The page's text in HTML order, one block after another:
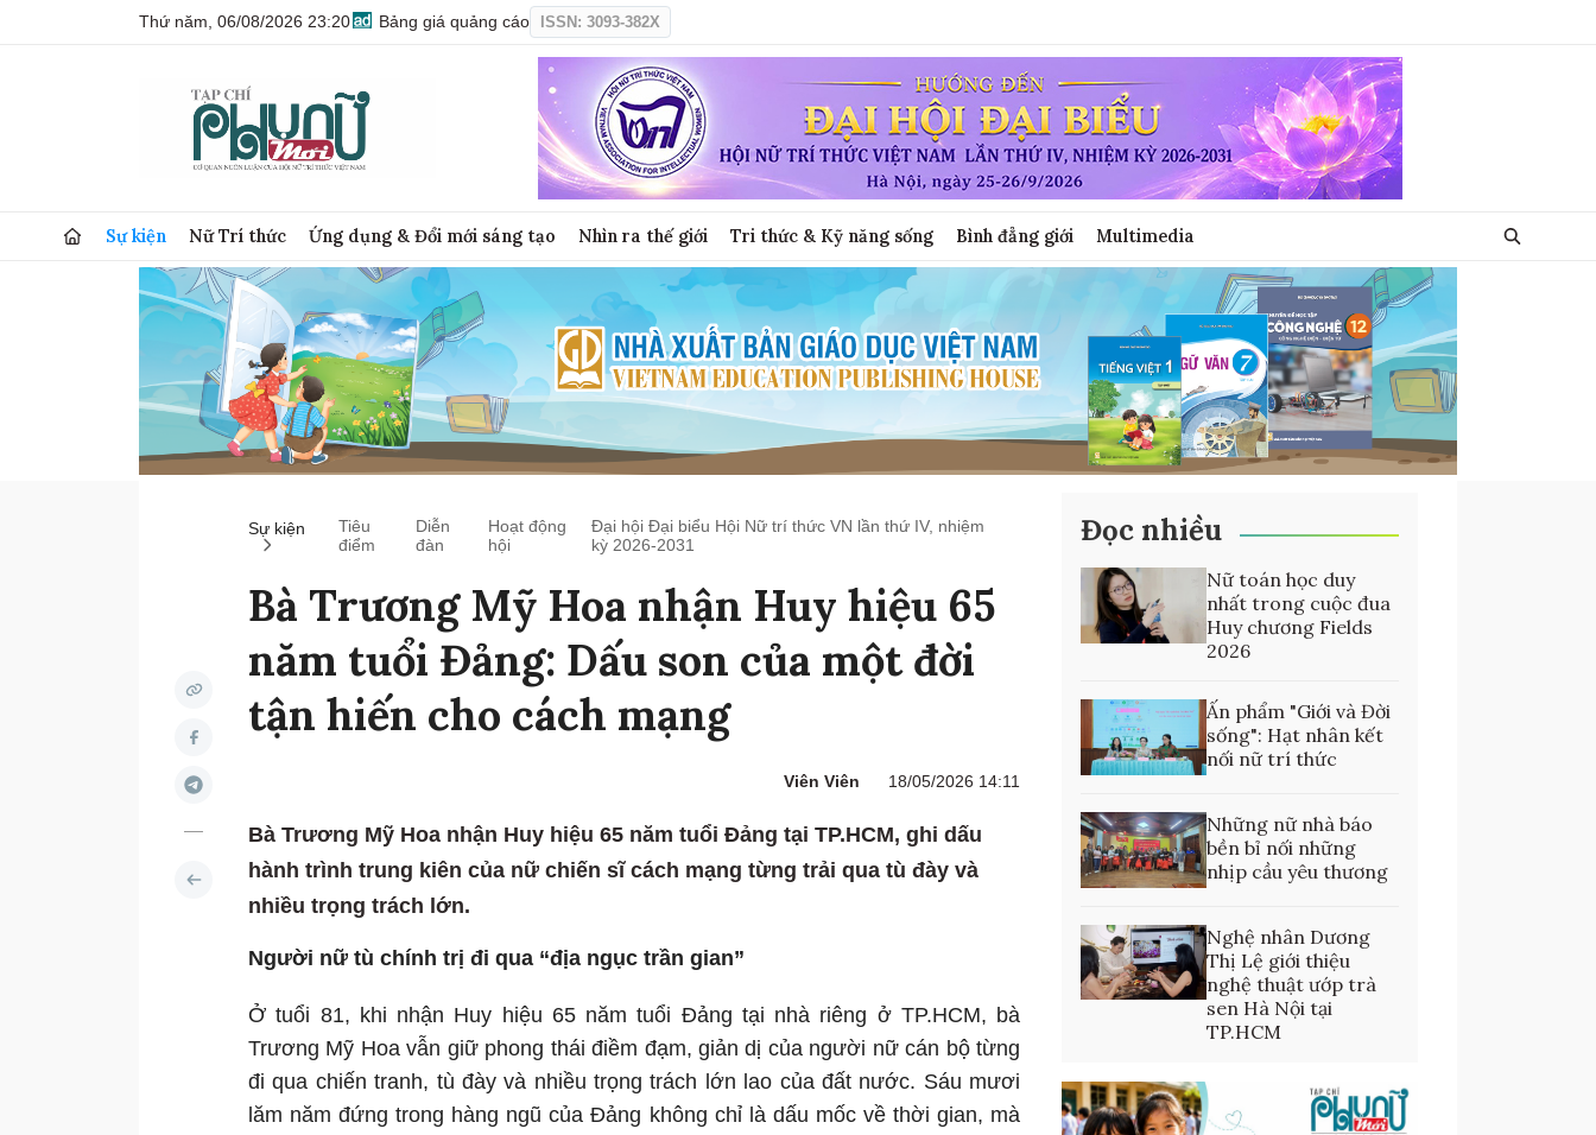
Thứ năm, 06/08/2026 23:20 Bảng giá quảng cáo ISSN: 3093-382X
Sự kiện Nữ Trí thức Ứng dụng & Đổi mới sáng tạo Nhìn ra thế giới Tri thức & Kỹ năng sống Bình đẳng giới Multimedia
Sự kiện
Tiêu
điểm
Diễn
đàn
Hoạt động
hội
Đại hội Đại biểu Hội Nữ trí thức VN lần thứ IV, nhiệm
kỳ 2026-2031
Bà Trương Mỹ Hoa nhận Huy hiệu 65
năm tuổi Đảng: Dấu son của một đời
tận hiến cho cách mạng
Viên Viên 18/05/2026 14:11
Bà Trương Mỹ Hoa nhận Huy hiệu 65 năm tuổi Đảng tại TP.HCM, ghi dấu
hành trình trung kiên của nữ chiến sĩ cách mạng từng trải qua tù đày và
nhiều trọng trách lớn.
Người nữ tù chính trị đi qua “địa ngục trần gian”
Ở tuổi 81, khi nhận Huy hiệu 65 năm tuổi Đảng tại nhà riêng ở TP.HCM, bà
Trương Mỹ Hoa vẫn giữ phong thái điềm đạm, giản dị của người nữ cán bộ từng
đi qua chiến tranh, tù đày và nhiều trọng trách lớn lao của đất nước. Sáu mươi
lăm năm đứng trong hàng ngũ của Đảng không chỉ là dấu mốc về thời gian, mà
Đọc nhiều
Nữ toán học duy
nhất trong cuộc đua
Huy chương Fields
2026
Ấn phẩm "Giới và Đời
sống": Hạt nhân kết
nối nữ trí thức
Những nữ nhà báo
bền bỉ nối những
nhịp cầu yêu thương
Nghệ nhân Dương
Thị Lệ giới thiệu
nghệ thuật ướp trà
sen Hà Nội tại
TP.HCM